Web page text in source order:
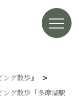
グ散歩』
グ散歩「多摩湖駅